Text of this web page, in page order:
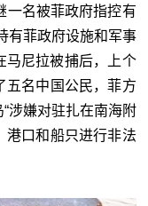
一名被菲政府指控有
有菲政府设施和军事
马尼拉被捕后，上个
五名中国公民，菲方
涉嫌对驻扎在南海附
港口和船只进行非法